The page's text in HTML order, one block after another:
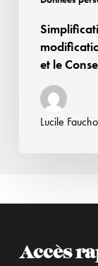
Conseil
et le
Lucile
Accès